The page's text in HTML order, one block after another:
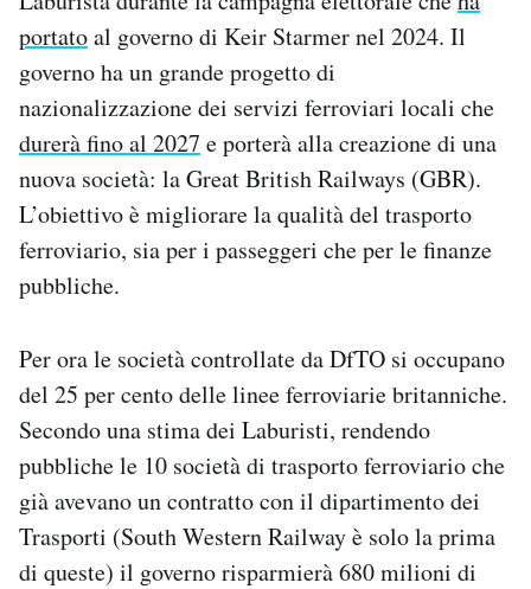
Area Personale
Newsletter
Notifiche mobile
Regala il Post
Hai bisogno di aiuto?
portatoal governo di Keir Starmer nel 2024. Il
governo ha un grande progetto di
nazionalizzazione dei servizi ferroviari locali che
durerà fino al 2027 e porterà alla creazione di una
nuova società: la Great British Railways (GBR).
L’obiettivo è migliorare la qualità del trasporto
ferroviario, sia per i passeggeri che per le finanze
pubbliche.
Per ora le società controllate da DfTO si occupano
del 25 per cento delle linee ferroviarie britanniche.
Secondo una stima dei Laburisti, rendendo
pubbliche le 10 società di trasporto ferroviario che
già avevano un contratto con il dipartimento dei
Trasporti (South Western Railway è solo la prima
di queste) il governo risparmierà 680 milioni di